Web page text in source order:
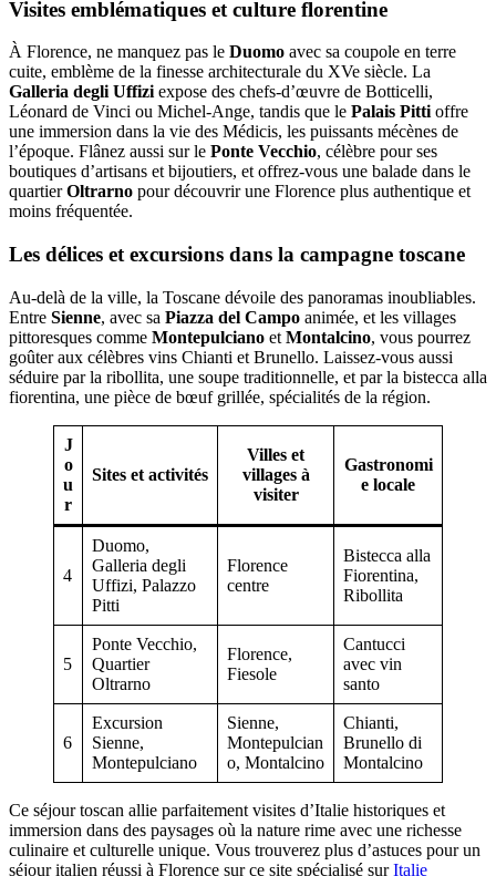
Visites emblématiques et culture florentine
À Florence, ne manquez pas le Duomo avec sa coupole en terre
cuite, emblème de la finesse architecturale du XVe siècle. La
Galleria degli Uffizi expose des chefs-d’œuvre de Botticelli,
Léonard de Vinci ou Michel-Ange, tandis que le Palais Pitti offre
une immersion dans la vie des Médicis, les puissants mécènes de
l’époque. Flânez aussi sur le Ponte Vecchio, célèbre pour ses
boutiques d’artisans et bijoutiers, et offrez-vous une balade dans le
quartierOltrarno pour découvrir une Florence plus authentique et
moins fréquentée.
Les délices et excursions dans la campagne toscane
Au-delà de la ville, la Toscane dévoile des panoramas inoubliables.
Entre Sienne, avec sa Piazza del Campo animée, et les villages
pittoresques comme Montepulciano et Montalcino, vous pourrez
goûter aux célèbres vins Chianti et Brunello. Laissez-vous aussi
séduire par la ribollita, une soupe traditionnelle, et par la bistecca alla
fiorentina, une pièce de bœuf grillée, spécialités de la région.
J
o
u
r
Sites et activités
Villes et
villages à
visiter
Gastronomi
e locale
4
Duomo,
Galleria degli
Uffizi, Palazzo
Pitti
Florence
centre
Bistecca alla
Fiorentina,
Ribollita
5
Ponte Vecchio,
Quartier
Oltrarno
Florence,
Fiesole
Cantucci
avec vin
santo
6
Excursion
Sienne,
Montepulciano
Sienne,
Montepulcian
o, Montalcino
Chianti,
Brunello di
Montalcino
Ce séjour toscan allie parfaitement visites d’Italie historiques et
immersion dans des paysages où la nature rime avec une richesse
culinaire et culturelle unique. Vous trouverez plus d’astuces pour un
séjour italien réussi à Florence sur ce site spécialisé surItalie